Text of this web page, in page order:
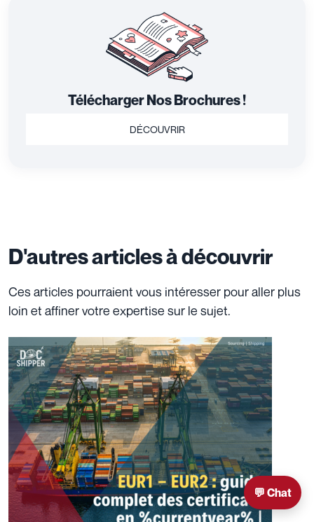
Télécharger Nos Brochures !
DÉCOUVRIR
D'autres articles à découvrir
Ces articles pourraient vous intéresser pour aller plus
loin et affiner votre expertise sur le sujet.
💬 Chat